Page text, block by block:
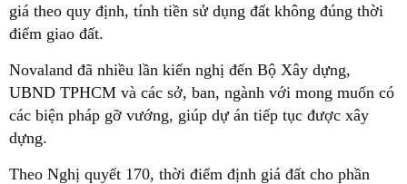
giá theo quy định, tính tiền sử dụng đất không đúng thời
điểm giao đất.
Novaland đã nhiều lần kiến nghị đến Bộ Xây dựng,
UBND TPHCM và các sở, ban, ngành với mong muốn có
các biện pháp gỡ vướng, giúp dự án tiếp tục được xây
dựng.
Theo Nghị quyết 170, thời điểm định giá đất cho phần